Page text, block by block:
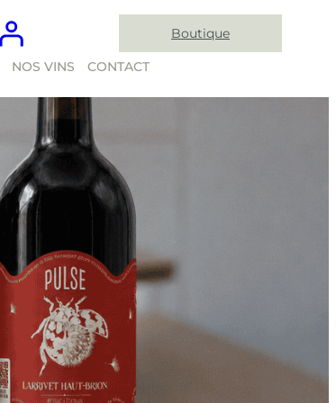
Boutique
NOS VINS CONTACT